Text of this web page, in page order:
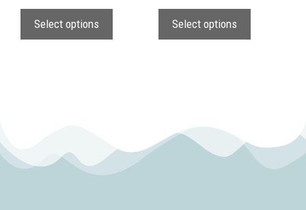
Select options Select options